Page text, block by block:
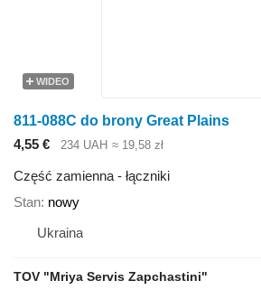
WIDEO
811-088C do brony Great Plains
4,55 €
234 UAH ≈ 19,58 zł
Część zamienna - łączniki
Stan nowy
Ukraina
TOV "Mriya Servis Zapchastini"